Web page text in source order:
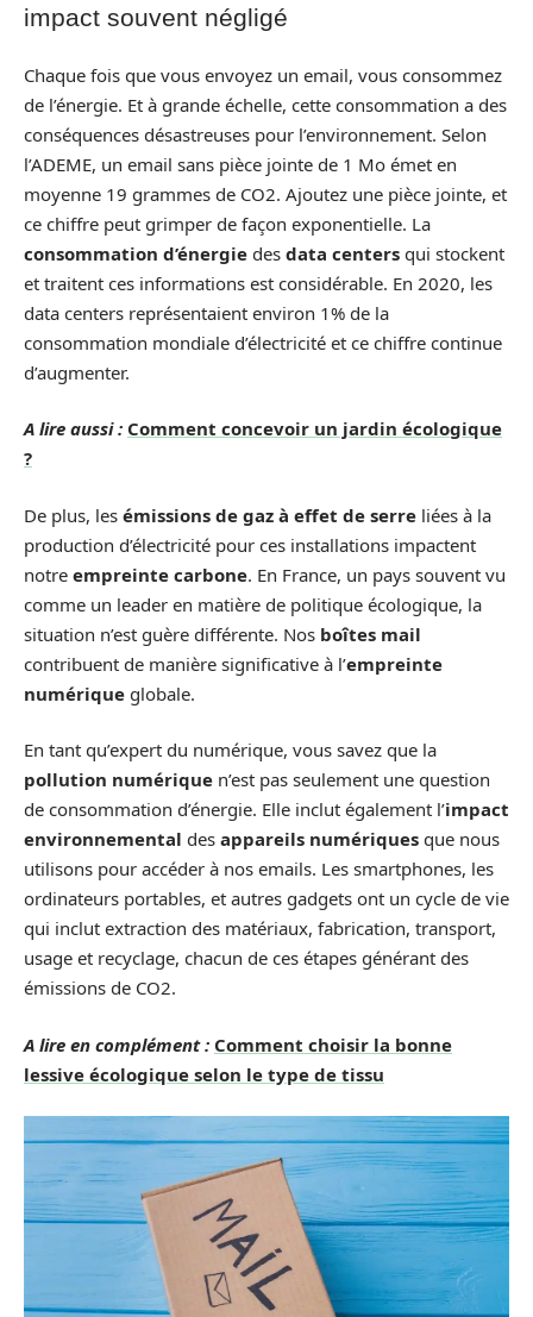
impact souvent négligé
Chaque fois que vous envoyez un email, vous consommez
de l’énergie. Et à grande échelle, cette consommation a des
conséquences désastreuses pour l’environnement. Selon
l’ADEME, un email sans pièce jointe de 1 Mo émet en
moyenne 19 grammes de CO2. Ajoutez une pièce jointe, et
ce chiffre peut grimper de façon exponentielle. La
consommation d’énergie des data centers qui stockent
et traitent ces informations est considérable. En 2020, les
data centers représentaient environ 1% de la
consommation mondiale d’électricité et ce chiffre continue
d’augmenter.
A lire aussi : Comment concevoir un jardin écologique
?
De plus, les émissions de gaz à effet de serre liées à la
production d’électricité pour ces installations impactent
notre empreinte carbone. En France, un pays souvent vu
comme un leader en matière de politique écologique, la
situation n’est guère différente. Nos boîtes mail
contribuent de manière significative à l’empreinte
numérique globale.
En tant qu’expert du numérique, vous savez que la
pollution numérique n’est pas seulement une question
de consommation d’énergie. Elle inclut également l’impact
environnemental des appareils numériques que nous
utilisons pour accéder à nos emails. Les smartphones, les
ordinateurs portables, et autres gadgets ont un cycle de vie
qui inclut extraction des matériaux, fabrication, transport,
usage et recyclage, chacun de ces étapes générant des
émissions de CO2.
A lire en complément : Comment choisir la bonne
lessive écologique selon le type de tissu